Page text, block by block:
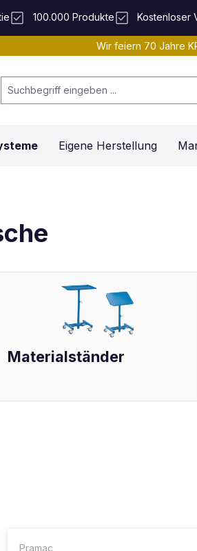
100.000 Produkte Kostenloser
Wir feiern 70 Jahre
Eigene Herstellung
Materialständer
Pramac